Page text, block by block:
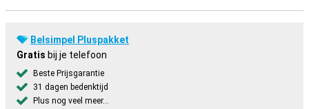
Belsimpel Pluspakket
Gratis bij je telefoon
Beste Prijsgarantie
31 dagen bedenktijd
Plus nog veel meer...